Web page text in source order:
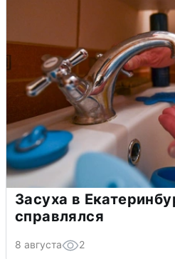
Засуха в
справлялся
8 августа 2